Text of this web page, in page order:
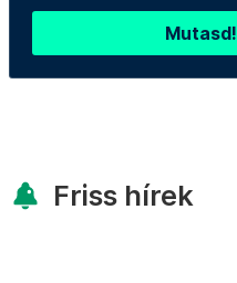
Mutasd!
Friss hírek